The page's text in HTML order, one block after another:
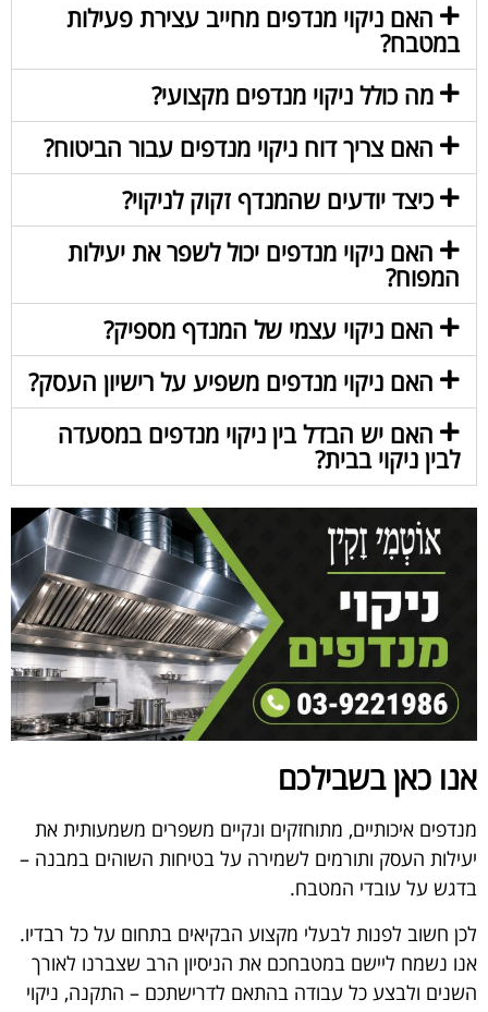
האם ניקוי מנדפים מחייב עצירת פעילות
במטבח?
מה כולל ניקוי מנדפים מקצועי?
האם צריך דוח ניקוי מנדפים עבור הביטוח?
כיצד יודעים שהמנדף זקוק לניקוי?
האם ניקוי מנדפים יכול לשפר את יעילות
המפוח?
האם ניקוי עצמי של המנדף מספיק?
האם ניקוי מנדפים משפיע על רישיון העסק?
האם יש הבדל בין ניקוי מנדפים במסעדה
לבין ניקוי בבית?
אנו כאן בשבילכם
מנדפים איכותיים, מתוחזקים ונקיים משפרים משמעותית את
יעילות העסק ותורמים לשמירה על בטיחות השוהים במבנה –
בדגש על עובדי המטבח.
לכן חשוב לפנות לבעלי מקצוע הבקיאים בתחום על כל רבדיו.
אנו נשמח ליישם במטבחכם את הניסיון הרב שצברנו לאורך
השנים ולבצע כל עבודה בהתאם לדרישתכם – התקנה, ניקוי